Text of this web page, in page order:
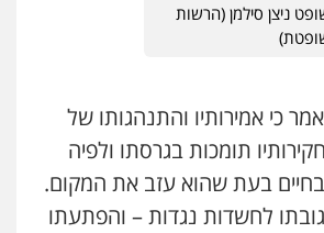
ניצן סילמן (הרשות
כי אמירותיו והתנהגותו של
תומכות בגרסתו ולפיה
בעת שהוא עזב את המקום.
לחשדות נגדות – והפתעתו
אייל אביטל
פשיעה חמורה מעצרים וחקירות